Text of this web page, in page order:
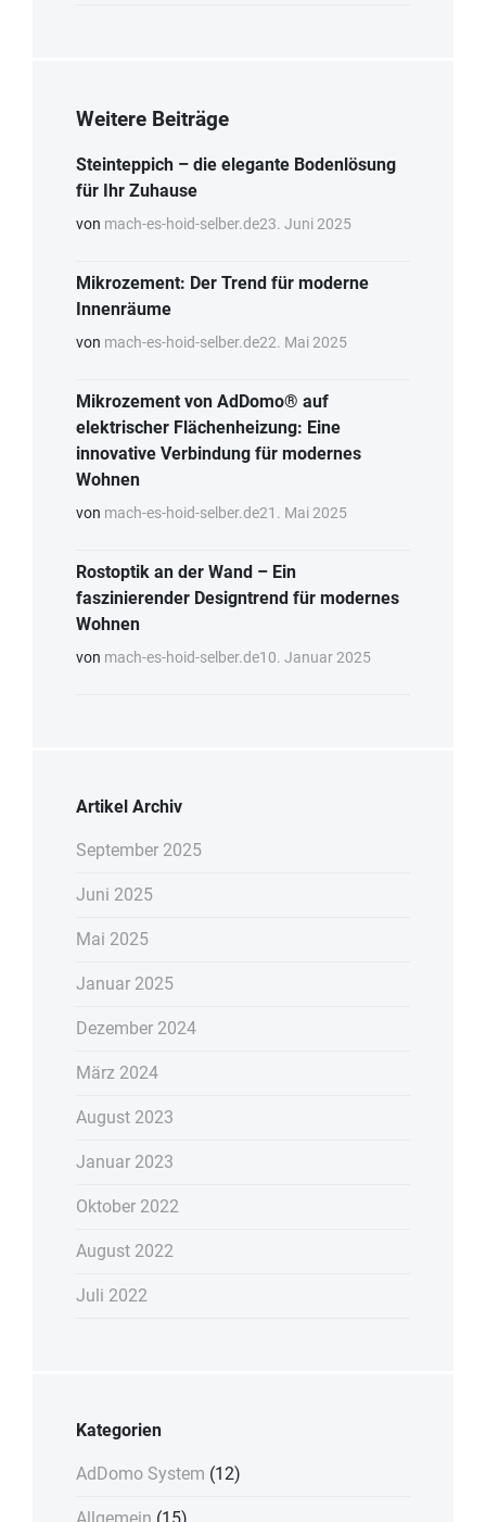
Weitere Beiträge
Steinteppich – die elegante Bodenlösung
für Ihr Zuhause
von mach-es-hoid-selber.de23. Juni 2025
Mikrozement: Der Trend für moderne
Innenräume
von mach-es-hoid-selber.de22. Mai 2025
Mikrozement von AdDomo® auf
elektrischer Flächenheizung: Eine
innovative Verbindung für modernes
Wohnen
von mach-es-hoid-selber.de21. Mai 2025
Rostoptik an der Wand – Ein
faszinierender Designtrend für modernes
Wohnen
von mach-es-hoid-selber.de10. Januar 2025
Artikel Archiv
September 2025
Juni 2025
Mai 2025
Januar 2025
Dezember 2024
März 2024
August 2023
Januar 2023
Oktober 2022
August 2022
Juli 2022
Kategorien
AdDomo System (12)